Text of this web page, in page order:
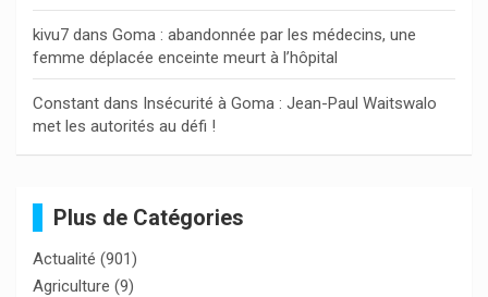
kivu7 dans Goma : abandonnée par les médecins, une
femme déplacée enceinte meurt à l’hôpital
Constant dans Insécurité à Goma : Jean-Paul Waitswalo
met les autorités au défi !
Plus de Catégories
Actualité (901)
Agriculture (9)